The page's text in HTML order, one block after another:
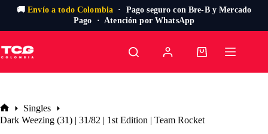
🚚Envío a todo Colombia · Pago seguro con Bre-B y Mercado
Pago · Atención por WhatsApp
al
contenido
Carro
Inicio
Singles
Dark Weezing (31) | 31/82 | 1st Edition | Team Rocket